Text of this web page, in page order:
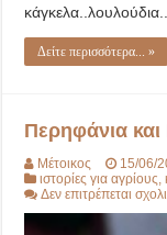
Δείτε περισσότερα... »
Περηφάνια
Μέτοικος
15/06/
ιστορίες για αγρίους,
Δεν επιτρέπεται